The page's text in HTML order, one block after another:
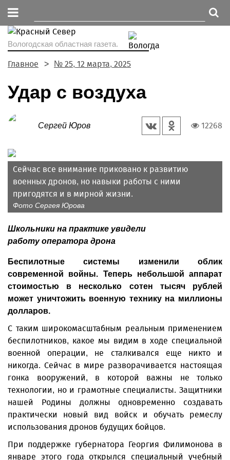
Вологодская областная газета.
Главное № 25, 12 марта, 2025
Удар с воздуха
Сергей Юров 12268
Сейчас все внимание приковано к развитию
военных дронов, но навыки работы с ними
пригодятся и в мирной жизни.
Фото Сергея Юрова
Школьники на практике увидели
работу оператора дрона
Беспилотные системы изменили облик
современной войны. Теперь небольшой аппарат
стоимостью в несколько сотен тысяч рублей
может унич­тожить военную технику на миллионы
долларов.
С таким широкомасштабным реальным применением
беспилотников, какое мы видим в ходе специальной
военной операции, не сталкивался еще никто и
никогда. Сейчас в мире разворачивается настоящая
гонка вооружений, в которой важны не только
технологии, но и грамотные специалисты. Защитники
нашей Родины должны одновременно создавать
практически новый вид войск и обучать ремеслу
использования дронов будущих бойцов.
При поддержке губернатора Георгия Филимонова в
январе этого года открылся специальный учебный